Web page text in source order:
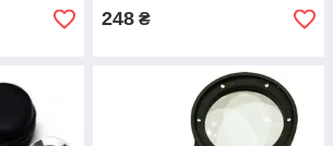
248 ₴